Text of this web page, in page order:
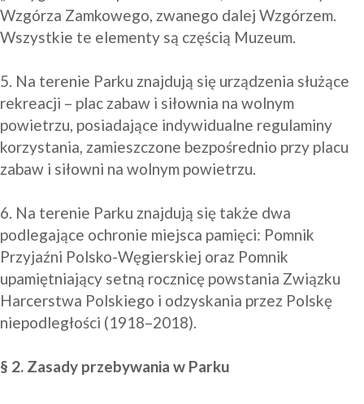
Wzgórza Zamkowego, zwanego dalej Wzgórzem.
Wszystkie te elementy są częścią Muzeum.
5. Na terenie Parku znajdują się urządzenia służące
rekreacji – plac zabaw i siłownia na wolnym
powietrzu, posiadające indywidualne regulaminy
korzystania, zamieszczone bezpośrednio przy placu
zabaw i siłowni na wolnym powietrzu.
6. Na terenie Parku znajdują się także dwa
podlegające ochronie miejsca pamięci: Pomnik
Przyjaźni Polsko-Węgierskiej oraz Pomnik
upamiętniający setną rocznicę powstania Związku
Harcerstwa Polskiego i odzyskania przez Polskę
niepodległości (1918–2018).
§ 2. Zasady przebywania w Parku